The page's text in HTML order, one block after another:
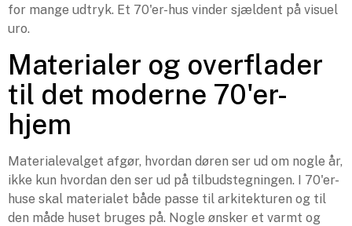
for mange udtryk. Et 70'er-hus vinder sjældent på visuel
uro.
Materialer og overflader
til det moderne 70'er-
hjem
Materialevalget afgør, hvordan døren ser ud om nogle år,
ikke kun hvordan den ser ud på tilbudstegningen. I 70'er-
huse skal materialet både passe til arkitekturen og til
den måde huset bruges på. Nogle ønsker et varmt og